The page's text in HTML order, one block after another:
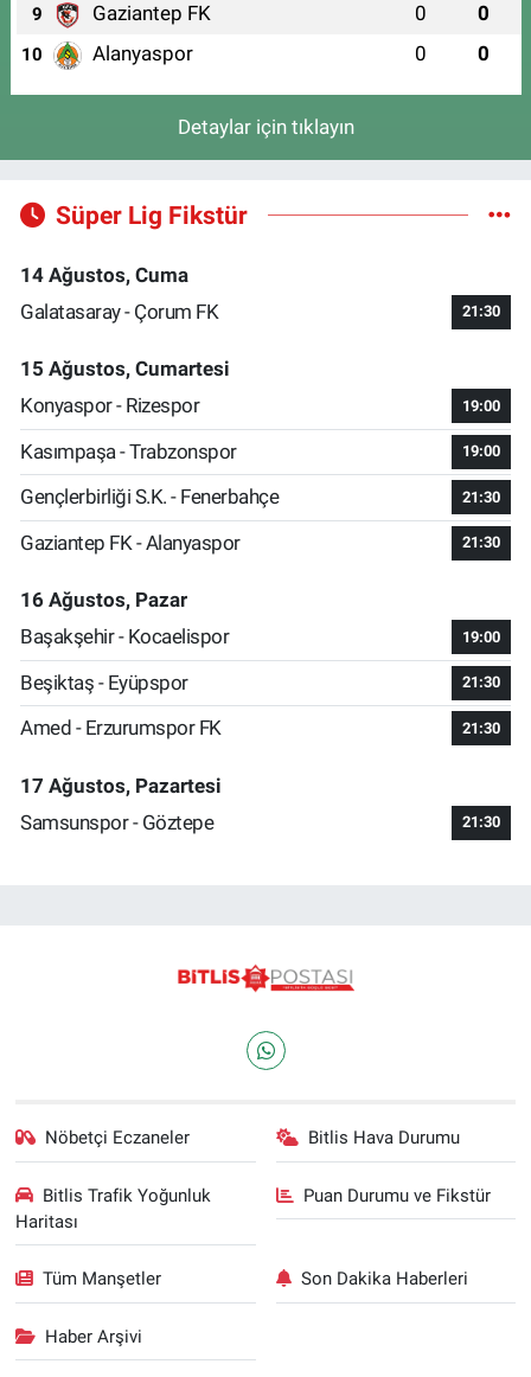
9 Gaziantep FK 0 0
10 Alanyaspor 0 0
Detaylar için tıklayın
Süper Lig Fikstür
14 Ağustos, Cuma
Galatasaray - Çorum FK
21:30
15 Ağustos, Cumartesi
Konyaspor - Rizespor
19:00
Kasımpaşa - Trabzonspor 19:00
Gençlerbirliği S.K. - Fenerbahçe 21:30
Gaziantep FK - Alanyaspor 21:30
16 Ağustos, Pazar
Başakşehir - Kocaelispor
19:00
Beşiktaş - Eyüpspor 21:30
Amed - Erzurumspor FK 21:30
17 Ağustos, Pazartesi
Samsunspor - Göztepe
21:30
Nöbetçi Eczaneler Bitlis Hava Durumu
Bitlis Trafik Yoğunluk
Haritası
Puan Durumu ve Fikstür
Tüm Manşetler Son Dakika Haberleri
Haber Arşivi